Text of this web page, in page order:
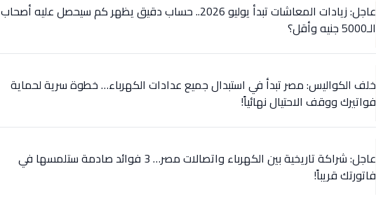
عاجل: زيادات المعاشات تبدأ يوليو 2026.. حساب دقيق يظهر كم سيحصل عليه أصحاب
الـ5000 جنيه وأقل؟
خلف الكواليس: مصر تبدأ في استبدال جميع عدادات الكهرباء… خطوة سرية لحماية
فواتيرك ووقف الاحتيال نهائياً!
عاجل: شراكة تاريخية بين الكهرباء واتصالات مصر… 3 فوائد صادمة ستلمسها في
فاتورتك قريباً!